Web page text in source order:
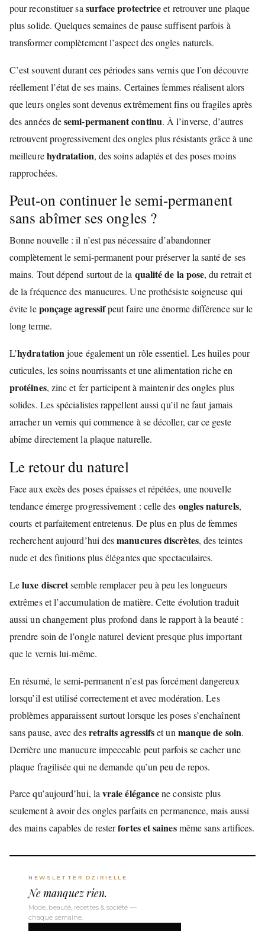
pour reconstituer sa surface protectriceet retrouver une plaque
plus solide. Quelques semaines de pause suffisent parfois à
transformer complètement l’aspect des ongles naturels.
C’est souvent durant ces périodes sans vernis que l’on découvre
réellement l’état de ses mains. Certaines femmes réalisent alors
que leurs ongles sont devenus extrêmement fins ou fragiles après
des années desemi-permanent continu. À l’inverse, d’autres
retrouvent progressivement des ongles plus résistants grâce à une
meilleurehydratation, des soins adaptés et des poses moins
rapprochées.
Peut-on continuer le semi-permanent
sans abîmer ses ongles ?
Bonne nouvelle : il n’est pas nécessaire d’abandonner
complètement le semi-permanent pour préserver la santé de ses
mains. Tout dépend surtout de la qualité de la pose, du retrait et
de la fréquence des manucures. Une prothésiste soigneuse qui
évite leponçage agressifpeut faire une énorme différence sur le
long terme.
L’hydratationjoue également un rôle essentiel. Les huiles pour
cuticules, les soins nourrissants et une alimentation riche en
protéines, zinc et fer participent à maintenir des ongles plus
solides. Les spécialistes rappellent aussi qu’il ne faut jamais
arracher un vernis qui commence à se décoller, car ce geste
abîme directement la plaque naturelle.
Le retour du naturel
Face aux excès des poses épaisses et répétées, une nouvelle
tendance émerge progressivement : celle des ongles naturels,
courts et parfaitement entretenus. De plus en plus de femmes
recherchent aujourd’hui desmanucures discrètes, des teintes
nude et des finitions plus élégantes que spectaculaires.
Leluxe discretsemble remplacer peu à peu les longueurs
extrêmes et l’accumulation de matière. Cette évolution traduit
aussi un changement plus profond dans le rapport à la beauté :
prendre soin de l’ongle naturel devient presque plus important
que le vernis lui-même.
En résumé, le semi-permanent n’est pas forcément dangereux
lorsqu’il est utilisé correctement et avec modération. Les
problèmes apparaissent surtout lorsque les poses s’enchaînent
sans pause, avec desretraits agressifset un manque de soin.
Derrière une manucure impeccable peut parfois se cacher une
plaque fragilisée qui ne demande qu’un peu de repos.
Parce qu’aujourd’hui, lavraie élégancene consiste plus
seulement à avoir des ongles parfaits en permanence, mais aussi
des mains capables de resterfortes et sainesmême sans artifices.
NEWSLETTER DZIRIELLE
Ne manquez rien.
Mode, beauté, recettes & société —
chaque semaine.